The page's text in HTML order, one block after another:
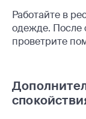
Работайте в
одежде. После
проветрите